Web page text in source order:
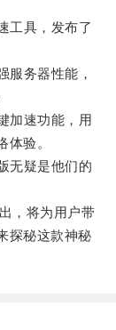
具，发布了
务器性能，
速功能，用
体验。
疑是他们的
，将为用户带
探秘这款神秘